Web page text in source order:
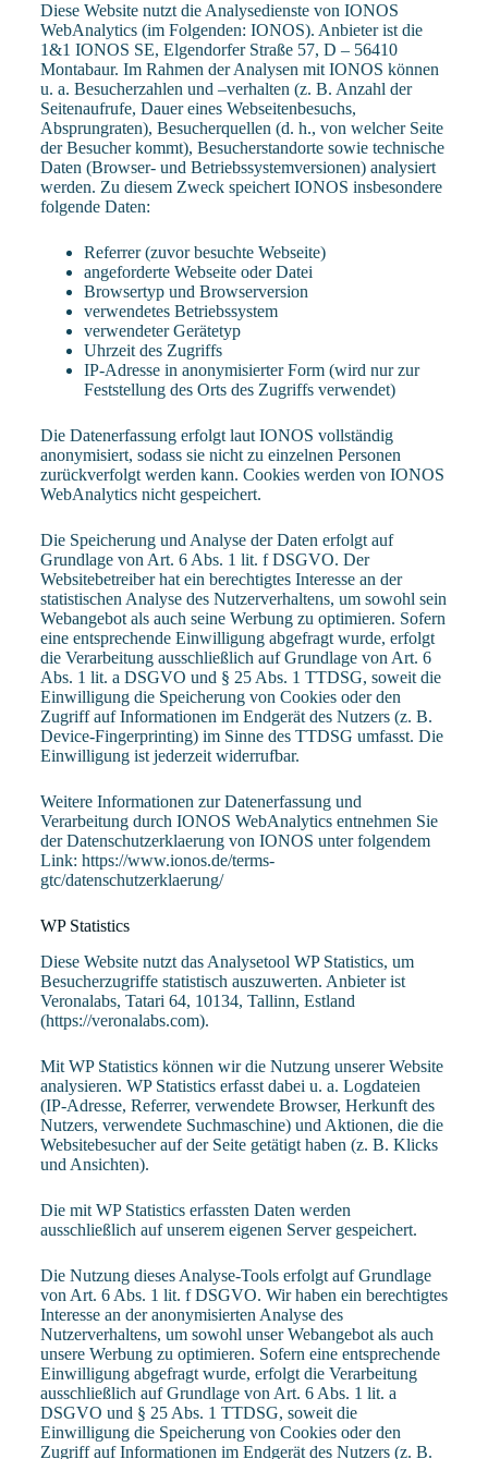
Diese Website nutzt die Analysedienste von IONOS
WebAnalytics (im Folgenden: IONOS). Anbieter ist die
1&1 IONOS SE, Elgendorfer Straße 57, D – 56410
Montabaur. Im Rahmen der Analysen mit IONOS können
u. a. Besucherzahlen und –verhalten (z. B. Anzahl der
Seitenaufrufe, Dauer eines Webseitenbesuchs,
Absprungraten), Besucherquellen (d. h., von welcher Seite
der Besucher kommt), Besucherstandorte sowie technische
Daten (Browser- und Betriebssystemversionen) analysiert
werden. Zu diesem Zweck speichert IONOS insbesondere
folgende Daten:
Referrer (zuvor besuchte Webseite)
angeforderte Webseite oder Datei
Browsertyp und Browserversion
verwendetes Betriebssystem
verwendeter Gerätetyp
Uhrzeit des Zugriffs
IP-Adresse in anonymisierter Form (wird nur zur
Feststellung des Orts des Zugriffs verwendet)
Die Datenerfassung erfolgt laut IONOS vollständig
anonymisiert, sodass sie nicht zu einzelnen Personen
zurückverfolgt werden kann. Cookies werden von IONOS
WebAnalytics nicht gespeichert.
Die Speicherung und Analyse der Daten erfolgt auf
Grundlage von Art. 6 Abs. 1 lit. f DSGVO. Der
Websitebetreiber hat ein berechtigtes Interesse an der
statistischen Analyse des Nutzerverhaltens, um sowohl sein
Webangebot als auch seine Werbung zu optimieren. Sofern
eine entsprechende Einwilligung abgefragt wurde, erfolgt
die Verarbeitung ausschließlich auf Grundlage von Art. 6
Abs. 1 lit. a DSGVO und § 25 Abs. 1 TTDSG, soweit die
Einwilligung die Speicherung von Cookies oder den
Zugriff auf Informationen im Endgerät des Nutzers (z. B.
Device-Fingerprinting) im Sinne des TTDSG umfasst. Die
Einwilligung ist jederzeit widerrufbar.
Weitere Informationen zur Datenerfassung und
Verarbeitung durch IONOS WebAnalytics entnehmen Sie
der Datenschutzerklaerung von IONOS unter folgendem
Link: https://www.ionos.de/terms-
gtc/datenschutzerklaerung/
WP Statistics
Diese Website nutzt das Analysetool WP Statistics, um
Besucherzugriffe statistisch auszuwerten. Anbieter ist
Veronalabs, Tatari 64, 10134, Tallinn, Estland
(https://veronalabs.com).
Mit WP Statistics können wir die Nutzung unserer Website
analysieren. WP Statistics erfasst dabei u. a. Logdateien
(IP-Adresse, Referrer, verwendete Browser, Herkunft des
Nutzers, verwendete Suchmaschine) und Aktionen, die die
Websitebesucher auf der Seite getätigt haben (z. B. Klicks
und Ansichten).
Die mit WP Statistics erfassten Daten werden
ausschließlich auf unserem eigenen Server gespeichert.
Die Nutzung dieses Analyse-Tools erfolgt auf Grundlage
von Art. 6 Abs. 1 lit. f DSGVO. Wir haben ein berechtigtes
Interesse an der anonymisierten Analyse des
Nutzerverhaltens, um sowohl unser Webangebot als auch
unsere Werbung zu optimieren. Sofern eine entsprechende
Einwilligung abgefragt wurde, erfolgt die Verarbeitung
ausschließlich auf Grundlage von Art. 6 Abs. 1 lit. a
DSGVO und § 25 Abs. 1 TTDSG, soweit die
Einwilligung die Speicherung von Cookies oder den
Zugriff auf Informationen im Endgerät des Nutzers (z. B.